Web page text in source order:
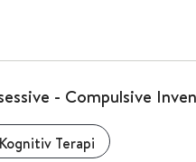
- Compulsive
Terapi